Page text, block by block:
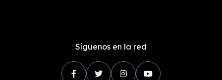
Síguenos en la red